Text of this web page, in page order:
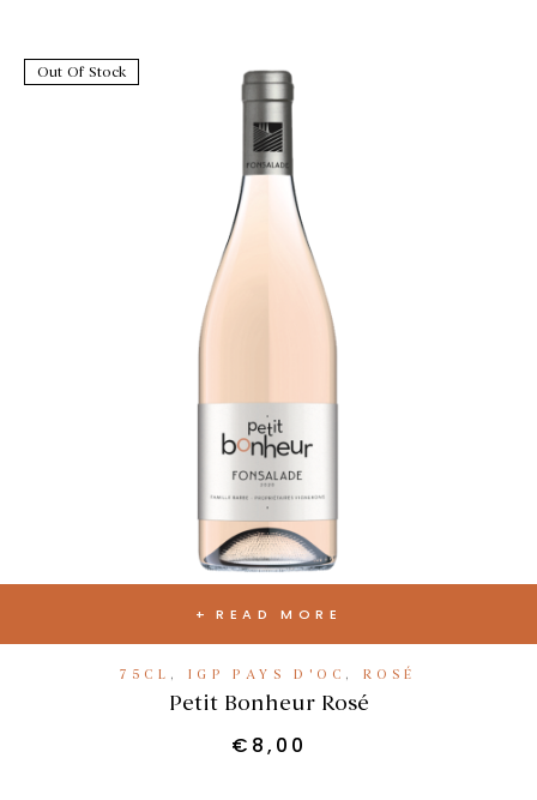
Out Of Stock
READ MORE
75CL , IGP PAYS D'OC , ROSÉ
Petit Bonheur Rosé
€ 8,00